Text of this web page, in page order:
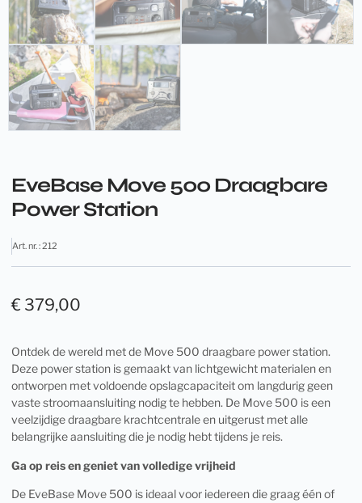
EveBase Move 500 Draagbare
Power Station
Art. nr. : 212
€ 379,00
Ontdek de wereld met de Move 500 draagbare power station.
Deze power station is gemaakt van lichtgewicht materialen en
ontworpen met voldoende opslagcapaciteit om langdurig geen
vaste stroomaansluiting nodig te hebben. De Move 500 is een
veelzijdige draagbare krachtcentrale en uitgerust met alle
belangrijke aansluiting die je nodig hebt tijdens je reis.
Ga op reis en geniet van volledige vrijheid
De EveBase Move 500 is ideaal voor iedereen die graag één of